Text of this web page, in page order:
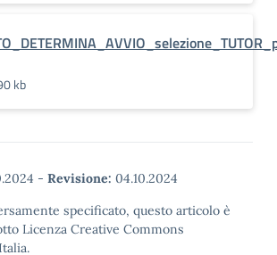
kb
- Revisione: 04.10.2024
specificato, questo articolo è
Licenza Creative Commons